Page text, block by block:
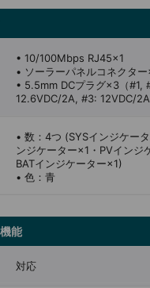
• 10/100Mbps RJ45×1
• ソーラーパネルコネクター
• 5.5mm DCプラグ×3（#1,
12.6VDC/2A, #3: 12VDC/2A
• 数：4つ (SYSインジケー
ンジケーター×1・PVインジ
BATインジケーター×1)
• 色：青
能
対応